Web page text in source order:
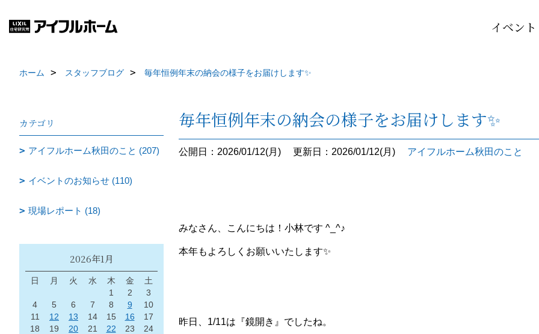
イベント
ホーム スタッフブログ 毎年恒例年末の納会の様子をお届けします✨
毎年恒例年末の納会の様子をお届けします✨
公開日：2026/01/12(月) 更新日：2026/01/12(月) アイフルホーム秋田のこと
みなさん、こんにちは！小林です ^_^♪
本年もよろしくお願いいたします✨
昨日、1/11は『鏡開き』でしたね。
カテゴリ
アイフルホーム秋田のこと (207)
イベントのお知らせ (110)
現場レポート (18)
2026年1月
日 月 火 水 木 金
土
1
2
3
4
5 6 7 8 9
10
11
12 13 14 15 16
17
18
19 20 21 22 23
24